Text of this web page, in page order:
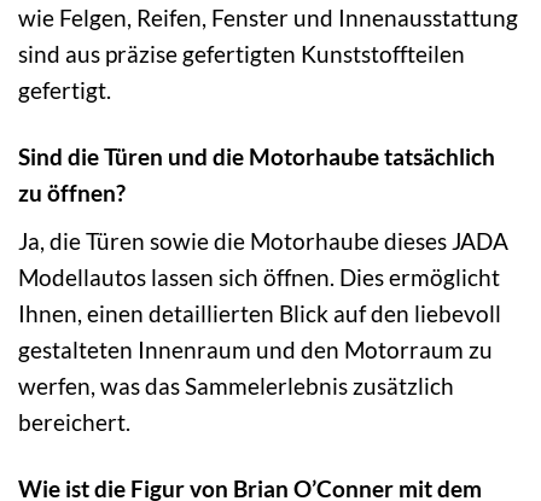
wie Felgen, Reifen, Fenster und Innenausstattung
sind aus präzise gefertigten Kunststoffteilen
gefertigt.
Sind die Türen und die Motorhaube tatsächlich
zu öffnen?
Ja, die Türen sowie die Motorhaube dieses JADA
Modellautos lassen sich öffnen. Dies ermöglicht
Ihnen, einen detaillierten Blick auf den liebevoll
gestalteten Innenraum und den Motorraum zu
werfen, was das Sammelerlebnis zusätzlich
bereichert.
Wie ist die Figur von Brian O’Conner mit dem